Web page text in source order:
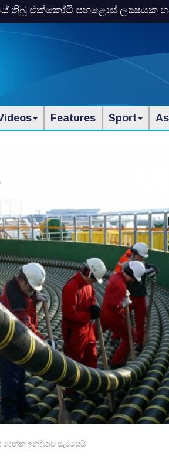
තිබූ එක්‌කෝටි පහළොස්‌ ලක්‍ෂයක
Features Sport
ඉන්දියාව සැරසෙයි